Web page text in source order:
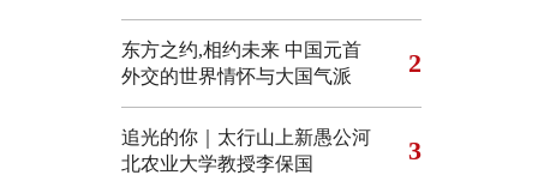
东方之约,相约未来 中国元首
外交的世界情怀与大国气派
2
追光的你｜太行山上新愚公河
北农业大学教授李保国
3